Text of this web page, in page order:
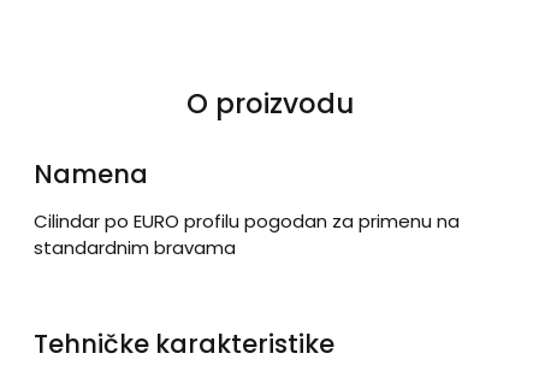
O proizvodu
Namena
Cilindar po EURO profilu pogodan za primenu na
standardnim bravama
Tehničke karakteristike